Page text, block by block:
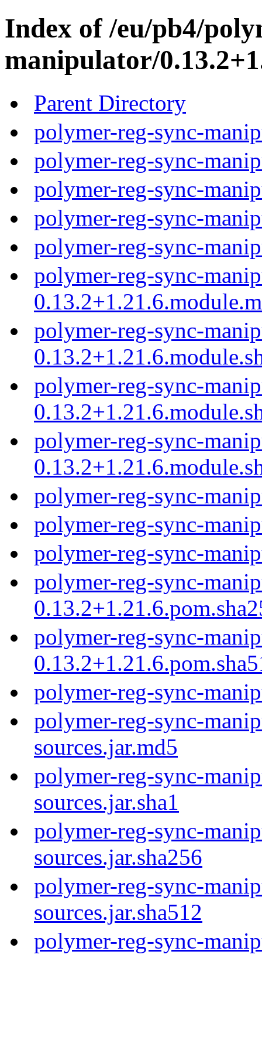
Index of /eu/pb4/
manipulator/
Parent Directory
polymer-reg-sync-
polymer-reg-sync-
polymer-reg-sync-
polymer-reg-sync-
polymer-reg-sync-
polymer-reg-sync-
polymer-reg-sync-
polymer-reg-sync-
polymer-reg-sync-
polymer-reg-sync-
polymer-reg-sync-
polymer-reg-sync-
polymer-reg-sync-
polymer-reg-sync-
polymer-reg-sync-
polymer-reg-sync-
sources.jar.md5
polymer-reg-sync-
sources.jar.sha1
polymer-reg-sync-
sources.jar.sha256
polymer-reg-sync-
sources.jar.sha512
polymer-reg-sync-